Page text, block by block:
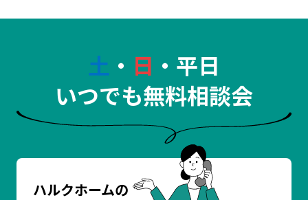
土 ・ 日 ・平日
いつでも無料相談会
ハルクホームの